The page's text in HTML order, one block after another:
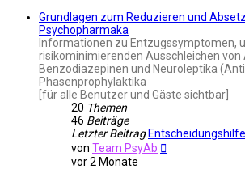
Grundlagen zum Reduzieren und
Psychopharmaka
Informationen zu Entzugssymptomen,
risikominimierenden Ausschleichen von
Benzodiazepinen und Neuroleptika
Phasenprophylaktika
[für alle Benutzer und Gäste sichtbar]
20 Themen
46 Beiträge
Letzter Beitrag
von Team PsyAb
vor 2 Monate